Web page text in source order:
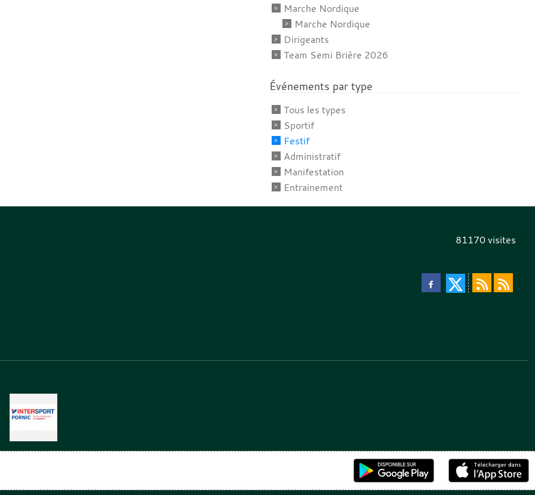
Marche Nordique
Marche Nordique
Dirigeants
Team Semi Brière 2026
Événements par type
Tous les types
Sportif
Festif
Administratif
Manifestation
Entrainement
81170visites